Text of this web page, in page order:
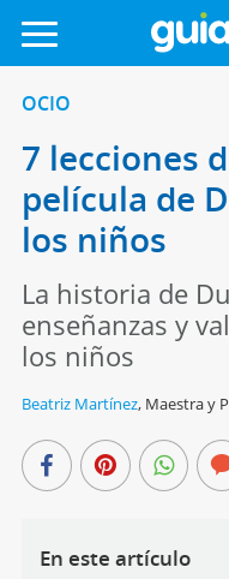
OCIO
7 lecciones
película de
los niños
La historia de
enseñanzas y
los niños
Beatriz Martínez, Maestra y
En este artículo